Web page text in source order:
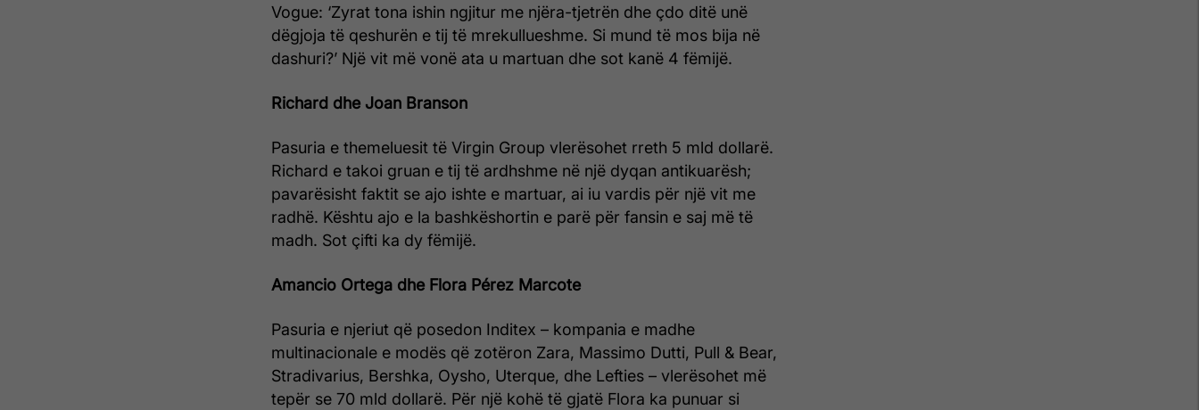
Vogue: ‘Zyrat tona ishin ngjitur me njëra-tjetrën dhe çdo ditë unë
dëgjoja të qeshurën e tij të mrekullueshme. Si mund të mos bija në
dashuri?’ Një vit më vonë ata u martuan dhe sot kanë 4 fëmijë.
Richard dhe Joan Branson
Pasuria e themeluesit të Virgin Group vlerësohet rreth 5 mld dollarë.
Richard e takoi gruan e tij të ardhshme në një dyqan antikuarësh;
pavarësisht faktit se ajo ishte e martuar, ai iu vardis për një vit me
radhë. Kështu ajo e la bashkëshortin e parë për fansin e saj më të
madh. Sot çifti ka dy fëmijë.
Amancio Ortega dhe Flora Pérez Marcote
Pasuria e njeriut që posedon Inditex – kompania e madhe
multinacionale e modës që zotëron Zara, Massimo Dutti, Pull & Bear,
Stradivarius, Bershka, Oysho, Uterque, dhe Lefties – vlerësohet më
tepër se 70 mld dollarë. Për një kohë të gjatë Flora ka punuar si